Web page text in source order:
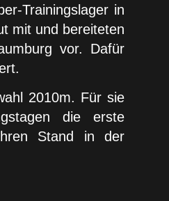
Trainingslager in
mit und bereiteten
vor. Dafür
2010m. Für sie
die erste
Stand in der